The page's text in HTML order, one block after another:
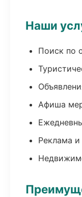
Наши
Поиск по
Афиша
Реклама